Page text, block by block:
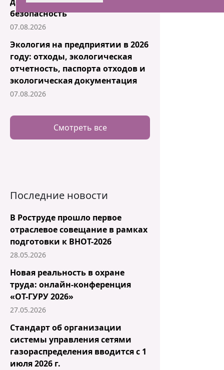
безопасность
07.08.2026
Экология на предприятии в 2026
году: отходы, экологическая
отчетность, паспорта отходов и
экологическая документация
07.08.2026
Смотреть все
Последние новости
В Роструде прошло первое
отраслевое совещание в рамках
подготовки к ВНОТ-2026
28.05.2026
Новая реальность в охране
труда: онлайн-конференция
«ОТ-ГУРУ 2026»
27.05.2026
Стандарт об организации
системы управления сетями
газораспределения вводится с 1
июля 2026 г.